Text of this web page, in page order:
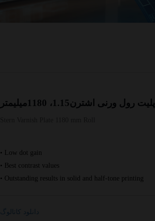
پلیت رول ورنی اشترن1.15، 1180میلیمتر
• Low dot gain
• Best contrast values
• Outstanding results in solid and half-tone printing
دانلود کاتالوگ